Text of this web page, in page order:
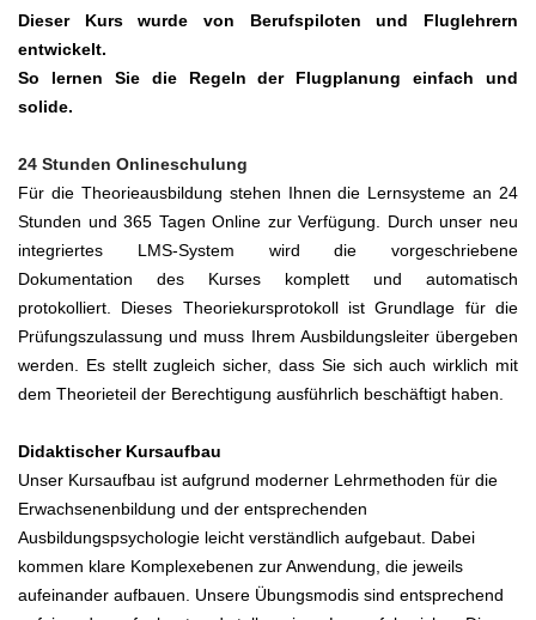
Dieser Kurs wurde von Berufspiloten und Fluglehrern
entwickelt.
So lernen Sie die Regeln der Flugplanung einfach und
solide.
24 Stunden Onlineschulung
Für die Theorieausbildung stehen Ihnen die Lernsysteme an 24
Stunden und 365 Tagen Online zur Verfügung. Durch unser neu
integriertes LMS-System wird die vorgeschriebene
Dokumentation des Kurses komplett und automatisch
protokolliert. Dieses Theoriekursprotokoll ist Grundlage für die
Prüfungszulassung und muss Ihrem Ausbildungsleiter übergeben
werden. Es stellt zugleich sicher, dass Sie sich auch wirklich mit
dem Theorieteil der Berechtigung ausführlich beschäftigt haben.
Didaktischer Kursaufbau
Unser Kursaufbau ist aufgrund moderner Lehrmethoden für die
Erwachsenenbildung und der entsprechenden
Ausbildungspsychologie leicht verständlich aufgebaut. Dabei
kommen klare Komplexebenen zur Anwendung, die jeweils
aufeinander aufbauen. Unsere Übungsmodis sind entsprechend